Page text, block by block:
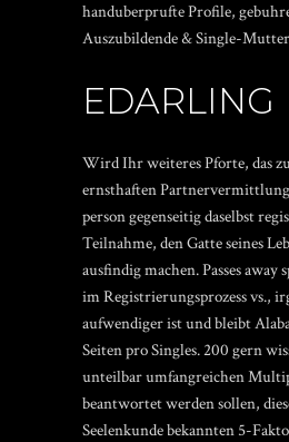
handuberprufte Profile,
Auszubildende & Single-Mutter
EDARLING
Wird Ihr weiteres Pforte, das
ernsthaften
person gegenseitig daselbst
Teilnahme, den Gatte seines
ausfindig machen. Passes away
im Registrierungsprozess vs.,
aufwendiger ist und bleibt
Seiten pro Singles. 200 gern
unteilbar umfangreichen
beantwortet werden sollen,
Seelenkunde bekannten 5-